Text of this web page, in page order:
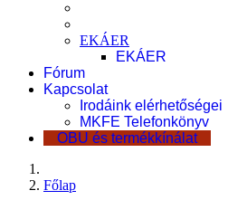
EKÁER
EKÁER
Fórum
Kapcsolat
Irodáink elérhetőségei
MKFE Telefonkönyv
OBU és termékkínálat
Főlap